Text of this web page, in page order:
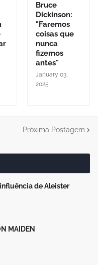
Bruce
Dickinson:
"Faremos
coisas que
nunca
fizemos
antes"
January 03,
2025
Próxima Postagem
de Aleister
MAIDEN